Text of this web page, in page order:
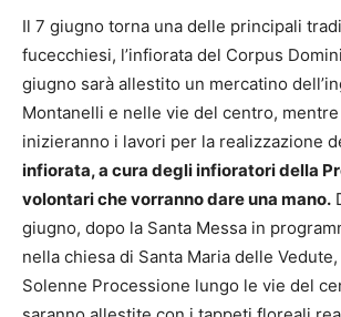
Il 7 giugno torna una delle principali
fucecchiesi, l’infiorata del Corpus
giugno sarà allestito un mercatino
Montanelli e nelle vie del centro,
inizieranno i lavori per la realizzazione
infiorata, a cura degli infioratori della
volontari che vorranno dare una mano.
giugno, dopo la Santa Messa in
nella chiesa di Santa Maria delle
Solenne Processione lungo le vie del